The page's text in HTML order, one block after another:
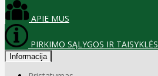
APIE MUS
PIRKIMO SĄLYGOS IR TAISYKLĖS
Informacija